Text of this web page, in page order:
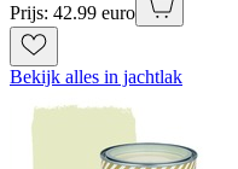
Prijs: 42.99 euro
Bekijk alles in jachtlak